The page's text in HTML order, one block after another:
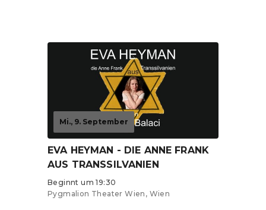
Mi., 9. September
EVA HEYMAN - DIE ANNE FRANK
AUS TRANSSILVANIEN
Beginnt um 19:30
Pygmalion Theater Wien, Wien